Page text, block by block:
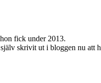
fick under 2013.
skrivit ut i bloggen nu att